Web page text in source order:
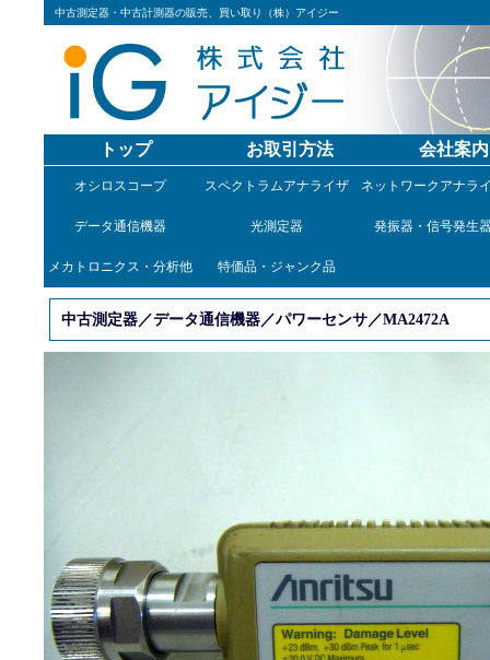
中古測定器・中古計測器の販売、買い取り（株）アイジー
トップ お取引方法 会社案内
オシロスコープ スペクトラムアナライザ ネットワークアナラ
データ通信機器 光測定器 発振器・信号発生
メカトロニクス・分析他 特価品・ジャンク品
中古測定器／データ通信機器／パワーセンサ／MA2472A